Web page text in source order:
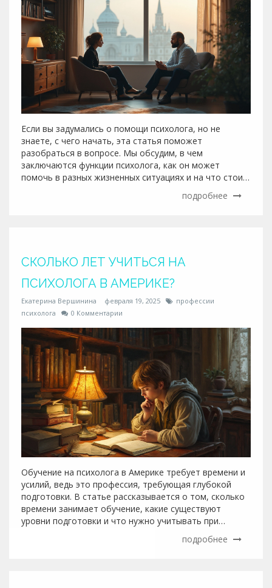
Если вы задумались о помощи психолога, но не
знаете, с чего начать, эта статья поможет
разобраться в вопросе. Мы обсудим, в чем
заключаются функции психолога, как он может
помочь в разных жизненных ситуациях и на что стоит
обратить внимание при выборе специалиста.
Понимание роли психолога в поддержке и изменении
профессиональной помощи.
подробнее
СКОЛЬКО ЛЕТ УЧИТЬСЯ НА
ПСИХОЛОГА В АМЕРИКЕ?
Екатерина Вершинина февраля 19, 2025
профессии
психолога
0 Комментарии
Обучение на психолога в Америке требует времени и
усилий, ведь это профессия, требующая глубокой
подготовки. В статье рассказывается о том, сколько
времени занимает обучение, какие существуют
уровни подготовки и что нужно учитывать при
выборе этой карьеры. Также предлагаются советы по
учебе и будущей работе. Читатели узнают, какие
подробнее